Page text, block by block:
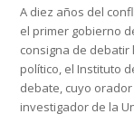
A diez años del
el primer gobierno
consigna de debatir
político, el Instituto
debate, cuyo
investigador de la